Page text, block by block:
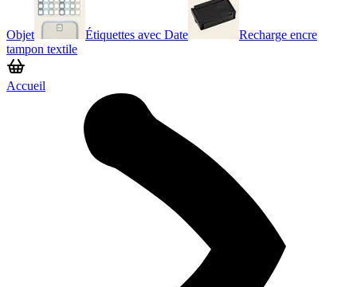
Objet Étiquettes avec Date
Recharge encre
tampon textile
Accueil